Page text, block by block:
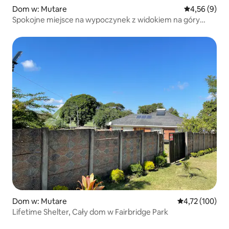
Dom w: Mutare Średnia
4,56 (9)
Spokojne miejsce na wypoczynek z widokiem na góry
Dom w: Mutare Średnia
4,72 (100)
Lifetime Shelter, Cały dom w Fairbridge Park